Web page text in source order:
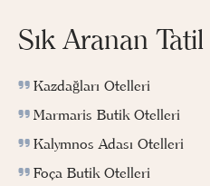
Sık Aranan
Kazdağları Otelleri
Marmaris Butik Otelleri
Kalymnos Adası Otelleri
Foça Butik Otelleri